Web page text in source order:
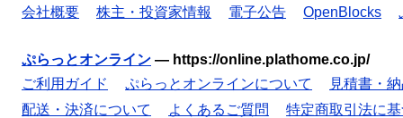
会社概要 株主・投資家情報 電子公告 OpenBlocks
ぷらっとオンライン — https://online.plathome.co.jp/
ご利用ガイド
ぷらっとオンラインについて
見積書・
配送・決済について
よくあるご質問
特定商取引法に